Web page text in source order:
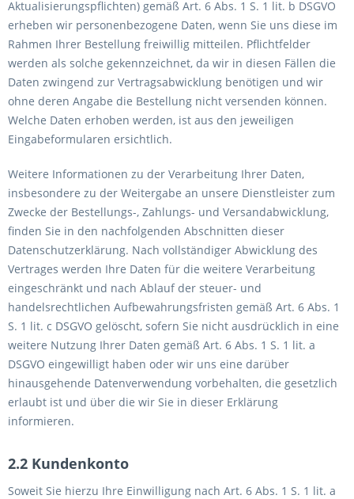
Aktualisierungspflichten) gemäß Art. 6 Abs. 1 S. 1 lit. b DSGVO
erheben wir personenbezogene Daten, wenn Sie uns diese im
Rahmen Ihrer Bestellung freiwillig mitteilen. Pflichtfelder
werden als solche gekennzeichnet, da wir in diesen Fällen die
Daten zwingend zur Vertragsabwicklung benötigen und wir
ohne deren Angabe die Bestellung nicht versenden können.
Welche Daten erhoben werden, ist aus den jeweiligen
Eingabeformularen ersichtlich.
Weitere Informationen zu der Verarbeitung Ihrer Daten,
insbesondere zu der Weitergabe an unsere Dienstleister zum
Zwecke der Bestellungs-, Zahlungs- und Versandabwicklung,
finden Sie in den nachfolgenden Abschnitten dieser
Datenschutzerklärung. Nach vollständiger Abwicklung des
Vertrages werden Ihre Daten für die weitere Verarbeitung
eingeschränkt und nach Ablauf der steuer- und
handelsrechtlichen Aufbewahrungsfristen gemäß Art. 6 Abs. 1
S. 1 lit. c DSGVO gelöscht, sofern Sie nicht ausdrücklich in eine
weitere Nutzung Ihrer Daten gemäß Art. 6 Abs. 1 S. 1 lit. a
DSGVO eingewilligt haben oder wir uns eine darüber
hinausgehende Datenverwendung vorbehalten, die gesetzlich
erlaubt ist und über die wir Sie in dieser Erklärung
informieren.
2.2 Kundenkonto
Soweit Sie hierzu Ihre Einwilligung nach Art. 6 Abs. 1 S. 1 lit. a